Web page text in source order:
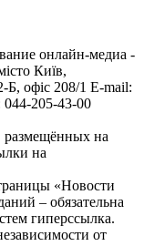
онлайн-медиа -
Київ,
офіс 208/1 E-mail:
044-205-43-00
размещённых на
на
«Новости
– обязательна
гиперссылка.
от